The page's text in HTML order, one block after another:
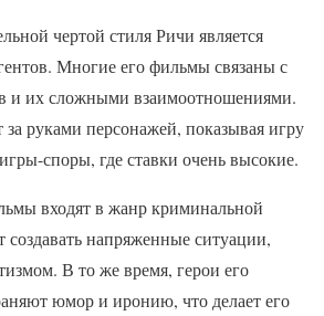
чертой стиля Ричи является
Многие его фильмы связаны с
и их сложными взаимоотношениями.
за руками персонажей, показывая игру
споры, где ставки очень высокие.
входят в жанр криминальной
напряженные ситуации,
В то же время, герои его
юмор и иронию, что делает его